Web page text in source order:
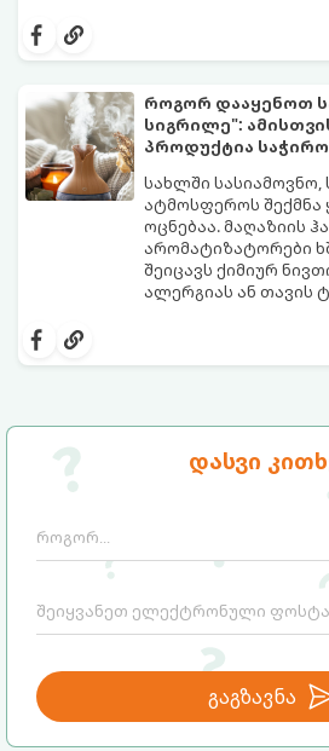
დასვი
გაგზავნა
ეფექტური,
ლაქების
სიახლის
როგორ დააყენოთ
სიგრილე":
პროდუქტია საჭირო
სახლში სასიამოვნო,
ატმოსფეროს
ოცნებაა. მაღაზიის
არომატიზატორები
შეიცავს ქიმიურ
ალერგიას ან თავის
სიგრილისა“ და
ინგრედიენტი